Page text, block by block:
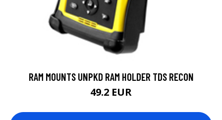
RAM MOUNTS UNPKD RAM HOLDER TDS RECON
49.2 EUR